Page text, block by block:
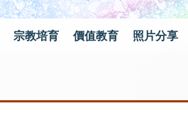
宗教培育 價值教育 照片分享